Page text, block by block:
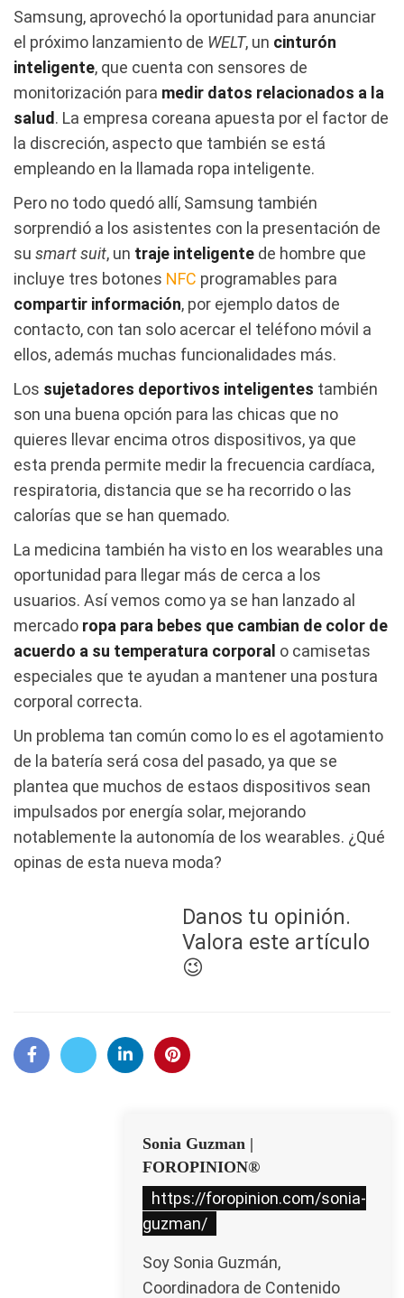
Samsung, aprovechó la oportunidad para anunciar
el próximo lanzamiento de WELT, un cinturón
inteligente, que cuenta con sensores de
monitorización para medir datos relacionados a la
salud. La empresa coreana apuesta por el factor de
la discreción, aspecto que también se está
empleando en la llamada ropa inteligente.
Pero no todo quedó allí, Samsung también
sorprendió a los asistentes con la presentación de
su smart suit, un traje inteligente de hombre que
incluye tres botones NFC programables para
compartir información, por ejemplo datos de
contacto, con tan solo acercar el teléfono móvil a
ellos, además muchas funcionalidades más.
Los sujetadores deportivos inteligentes también
son una buena opción para las chicas que no
quieres llevar encima otros dispositivos, ya que
esta prenda permite medir la frecuencia cardíaca,
respiratoria, distancia que se ha recorrido o las
calorías que se han quemado.
La medicina también ha visto en los wearables una
oportunidad para llegar más de cerca a los
usuarios. Así vemos como ya se han lanzado al
mercado ropa para bebes que cambian de color de
acuerdo a su temperatura corporal o camisetas
especiales que te ayudan a mantener una postura
corporal correcta.
Un problema tan común como lo es el agotamiento
de la batería será cosa del pasado, ya que se
plantea que muchos de estaos dispositivos sean
impulsados por energía solar, mejorando
notablemente la autonomía de los wearables. ¿Qué
opinas de esta nueva moda?
Danos tu opinión.
Valora este artículo
😉
Sonia Guzman |
FOROPINION®
https://foropinion.com/sonia-
guzman/
Soy Sonia Guzmán,
Coordinadora de Contenido